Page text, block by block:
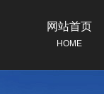
网站首页
HOME